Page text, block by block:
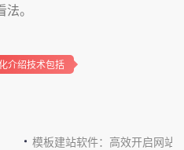
。
介绍技术包括
模板建站软件：高效开启网站